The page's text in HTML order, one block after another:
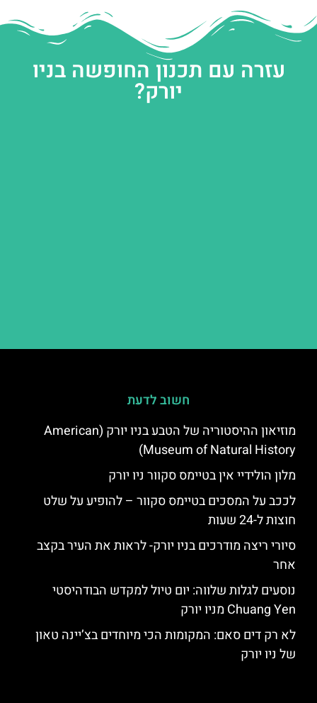
עזרה עם תכנון החופשה בניו
יורק?
חשוב לדעת
מוזיאון ההיסטוריה של הטבע בניו יורק (American
Museum of Natural History)
מלון הולידיי אין בטיימס סקוור ניו יורק
לככב על המסכים בטיימס סקוור – להופיע על שלט
חוצות ל-24 שעות
סיורי ריצה מודרכים בניו יורק- לראות את העיר בקצב
אחר
נוסעים לגלות שלווה: יום טיול למקדש הבודהיסטי
Chuang Yen מניו יורק
לא רק דים סאם: המקומות הכי מיוחדים בצ’יינה טאון
של ניו יורק